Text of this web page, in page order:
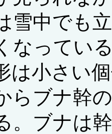
雪中でも
なってい
は小さい
らブナ幹
。ブナは